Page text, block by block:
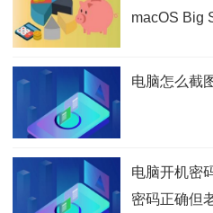
macOS Big
电脑怎么截
电脑开机密
密码正确但